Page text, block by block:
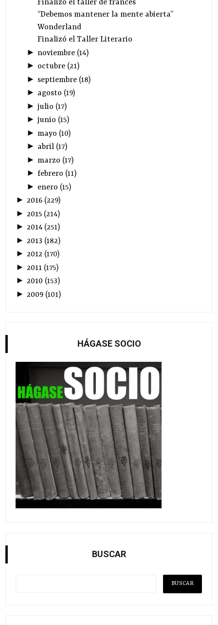
Finalizó el taller de francés
“Debemos mantener la mente abierta”
Wonderland
Finalizó el Taller Literario
► noviembre(14)
► octubre(21)
► septiembre(18)
► agosto (19)
► julio (17)
► junio (15)
► mayo (10)
► abril(17)
► marzo (17)
► febrero (11)
► enero (15)
►2016 (229)
► 2015 (214)
►2014 (251)
► 2013 (182)
►2012 (170)
► 2011 (175)
►2010 (153)
► 2009 (101)
HÁGASE SOCIO
BUSCAR